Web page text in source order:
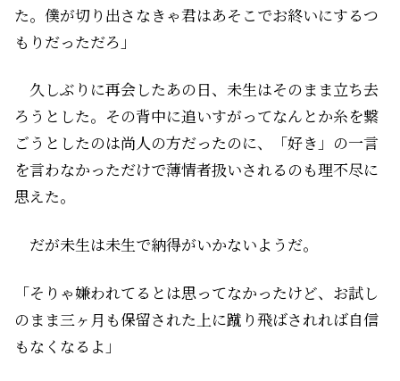
た。僕が切り出さなきゃ君はあそこでお終いにするつ
もりだっただろ」
久しぶりに再会したあの日、未生はそのまま立ち去
ろうとした。その背中に追いすがってなんとか糸を繋
ごうとしたのは尚人の方だったのに、「好き」の一言
を言わなかっただけで薄情者扱いされるのも理不尽に
思えた。
だが未生は未生で納得がいかないようだ。
「そりゃ嫌われてるとは思ってなかったけど、お試し
のまま三ヶ月も保留された上に蹴り飛ばされれば自信
もなくなるよ」